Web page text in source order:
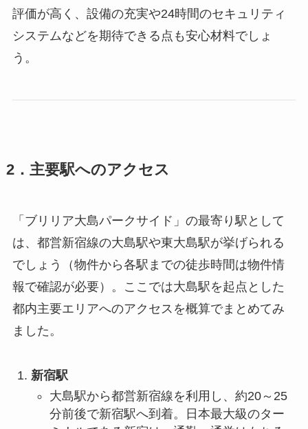
評価が高く、設備の充実や24時間のセキュリティ
システムなどを期待できる点も安心材料でしょ
う。
2．主要駅へのアクセス
「ブリリア大島パークサイド」の最寄り駅として
は、都営新宿線の大島駅や東大島駅が挙げられる
でしょう（物件から各駅までの徒歩時間は物件情
報で確認が必要）。ここでは大島駅を起点とした
都内主要エリアへのアクセスを概算でまとめてみ
ました。
新宿駅
大島駅から都営新宿線を利用し、約20～25
分前後で新宿駅へ到着。日本最大級のター